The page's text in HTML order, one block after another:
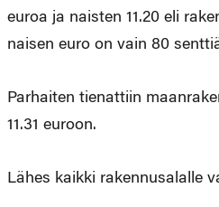
euroa ja naisten 11.20 eli
naisen euro on vain 80
Parhaiten tienattiin
11.31 euroon.
Lähes kaikki rakennusalalle